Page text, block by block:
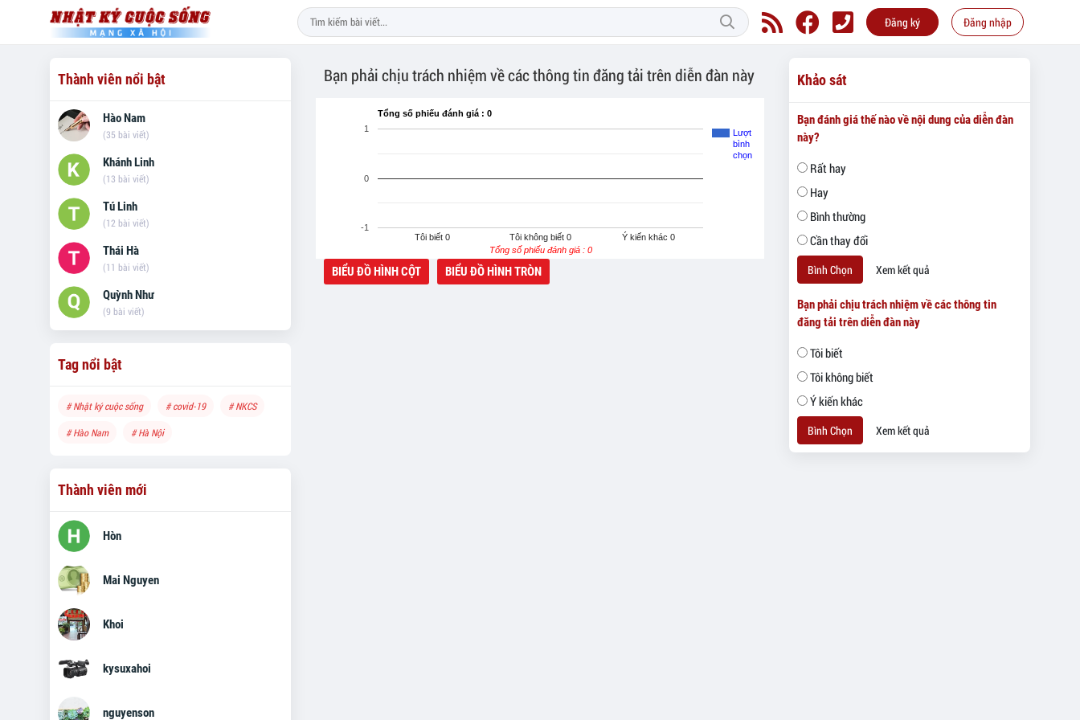
Đăng ký Đăng nhập
Bạn phải chịu trách nhiệm về các thông tin đăng tải trên diễn đàn này
Tổng số phiếu đánh giá : 0
Lượt
bình
chọn
Tôi biết 0 Tôi không biết 0 Ý kiến khác 0
-1
0
1
Tổng số phiếu đánh giá : 0
Thành viên nổi bật
Hào Nam
(35 bài viết)
Khánh Linh
(13 bài viết)
Tú Linh
(12 bài viết)
Thái Hà
(11 bài viết)
Quỳnh Như
(9 bài viết)
Tag nổi bật
# Nhật ký cuộc sống # covid-19 # NKCS
# Hào Nam # Hà Nội
Thành viên mới
Hòn
Mai Nguyen
Khoi
kysuxahoi
nguyenson
Khảo sát
Bạn đánh giá thế nào về nội dung của diễn đàn
này?
Rất hay
Hay
Bình thường
Cần thay đổi
Bình Chọn Xem kết quả
Bạn phải chịu trách nhiệm về các thông tin
đăng tải trên diễn đàn này
Tôi biết
Tôi không biết
Ý kiến khác
Bình Chọn Xem kết quả